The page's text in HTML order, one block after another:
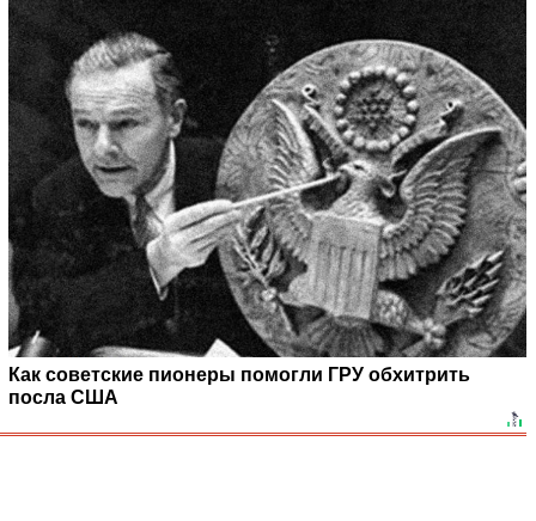
Как советские пионеры помогли ГРУ обхитрить
посла США